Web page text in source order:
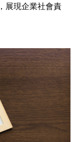
展現企業社會責